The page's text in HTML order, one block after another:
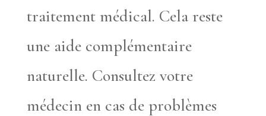
traitement médical. Cela reste
une aide complémentaire
naturelle. Consultez votre
médecin en cas de problèmes